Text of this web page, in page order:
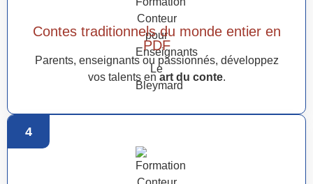
Contes traditionnels du monde entier en
PDF
Parents, enseignants ou passionnés, développez
vos talents en art du conte.
4